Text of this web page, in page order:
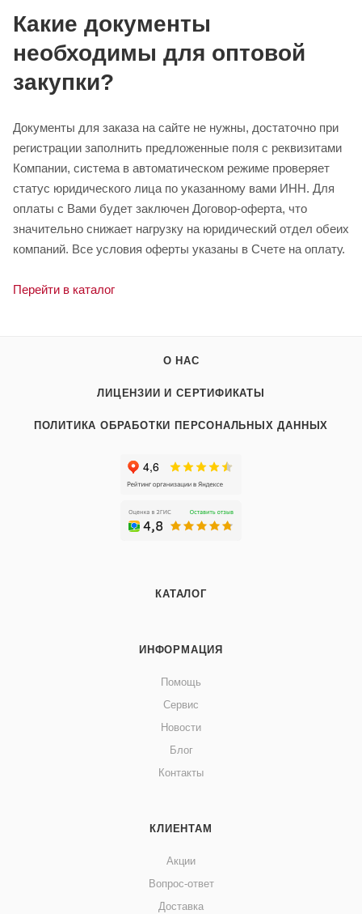
Какие документы
необходимы для оптовой
закупки?
Документы для заказа на сайте не нужны, достаточно при
регистрации заполнить предложенные поля с реквизитами
Компании, система в автоматическом режиме проверяет
статус юридического лица по указанному вами ИНН. Для
оплаты с Вами будет заключен Договор-оферта, что
значительно снижает нагрузку на юридический отдел обеих
компаний. Все условия оферты указаны в Счете на оплату.
Перейти в каталог
О НАС
ЛИЦЕНЗИИ И СЕРТИФИКАТЫ
ПОЛИТИКА ОБРАБОТКИ ПЕРСОНАЛЬНЫХ ДАННЫХ
КАТАЛОГ
ИНФОРМАЦИЯ
Помощь
Сервис
Новости
Блог
Контакты
КЛИЕНТАМ
Акции
Вопрос-ответ
Доставка